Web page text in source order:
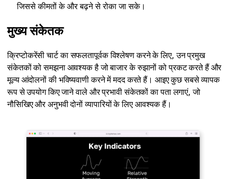
जिससे कीमतों के और बढ़ने से रोका जा सके।
मुख्य संकेतक
क्रिप्टोकरेंसी चार्ट का सफलतापूर्वक विश्लेषण करने के लिए, उन प्रमुख
संकेतकों को समझना आवश्यक है जो बाजार के रुझानों को प्रकट करते हैं और
मूल्य आंदोलनों की भविष्यवाणी करने में मदद करते हैं। आइए कुछ सबसे व्यापक
रूप से उपयोग किए जाने वाले और प्रभावी संकेतकों का पता लगाएं, जो
नौसिखिए और अनुभवी दोनों व्यापारियों के लिए आवश्यक हैं।